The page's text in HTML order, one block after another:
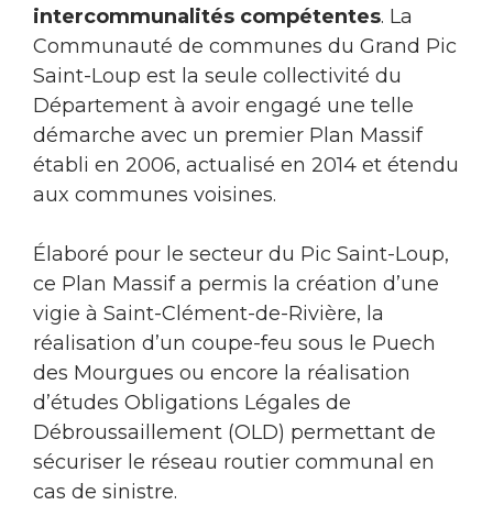
intercommunalités compétentes. La
Communauté de communes du Grand Pic
Saint-Loup est la seule collectivité du
Département à avoir engagé une telle
démarche avec un premier Plan Massif
établi en 2006, actualisé en 2014 et étendu
aux communes voisines.
Élaboré pour le secteur du Pic Saint-Loup,
ce Plan Massif a permis la création d’une
vigie à Saint-Clément-de-Rivière, la
réalisation d’un coupe-feu sous le Puech
des Mourgues ou encore la réalisation
d’études Obligations Légales de
Débroussaillement (OLD) permettant de
sécuriser le réseau routier communal en
cas de sinistre.